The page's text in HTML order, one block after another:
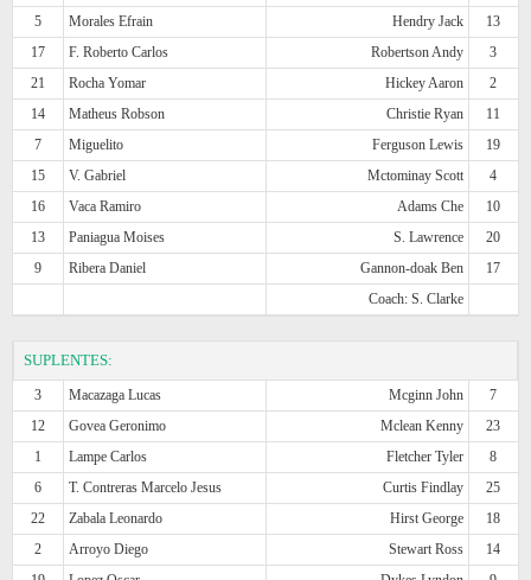
5
Morales Efrain Hendry Jack
13
17
F. Roberto Carlos Robertson Andy
3
21
Rocha Yomar Hickey Aaron
2
14
Matheus Robson Christie Ryan
11
7
Miguelito Ferguson Lewis
19
15
V. Gabriel Mctominay Scott
4
16
Vaca Ramiro Adams Che
10
13
Paniagua Moises S. Lawrence
20
9
Ribera Daniel Gannon-doak Ben
17
Coach: S. Clarke
SUPLENTES:
3 Macazaga Lucas Mcginn John
7
12
Govea Geronimo Mclean Kenny
23
1
Lampe Carlos Fletcher Tyler
8
6
T. Contreras Marcelo Jesus Curtis Findlay
25
22
Zabala Leonardo Hirst George
18
2
Arroyo Diego Stewart Ross
14